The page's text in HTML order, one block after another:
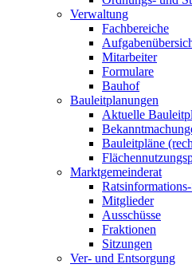
Verwaltung
Fachbereiche
Mitarbeiter
Formulare
Bauhof
Bauleitplanungen
Aktuelle
Bauleitpläne
Marktgemeinderat
Mitglieder
Ausschüsse
Fraktionen
Sitzungen
Ver- und Entsorgung